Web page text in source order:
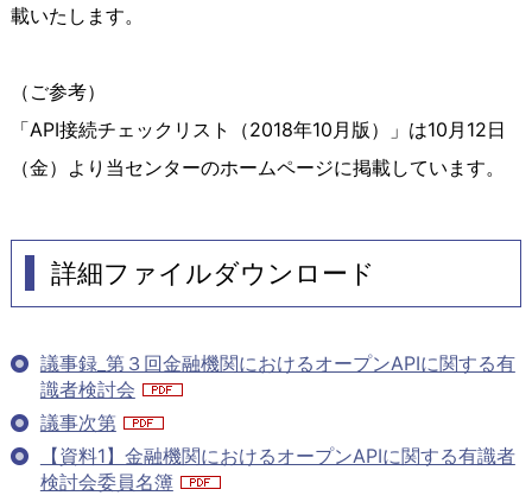
載いたします。
（ご参考）
「API接続チェックリスト（2018年10月版）」は10月12日
（金）より当センターのホームページに掲載しています。
詳細ファイルダウンロード
議事録_第３回金融機関におけるオープンAPIに関する有
識者検討会
議事次第
【資料1】金融機関におけるオープンAPIに関する有識者
検討会委員名簿